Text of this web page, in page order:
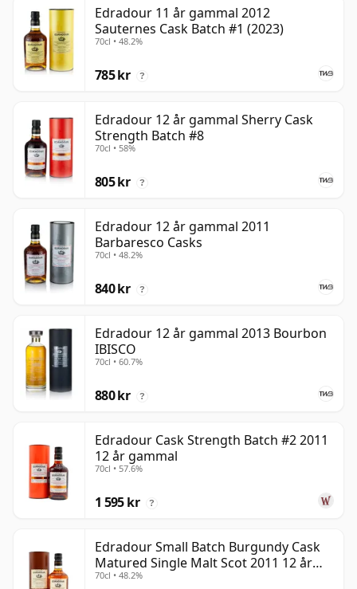
Edradour 11 år gammal 2012
Sauternes Cask Batch #1 (2023)
70cl • 48.2%
785 kr ?
Edradour 12 år gammal Sherry Cask
Strength Batch #8
70cl • 58%
805 kr ?
Edradour 12 år gammal 2011
Barbaresco Casks
70cl • 48.2%
840 kr ?
Edradour 12 år gammal 2013 Bourbon
IBISCO
70cl • 60.7%
880 kr ?
Edradour Cask Strength Batch #2 2011
12 år gammal
70cl • 57.6%
1 595 kr ?
Edradour Small Batch Burgundy Cask
Matured Single Malt Scot 2011 12 år
gammal
70cl • 48.2%